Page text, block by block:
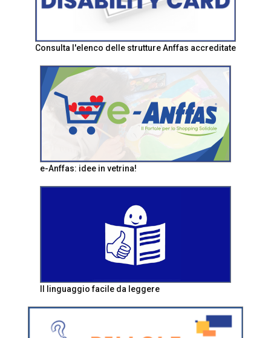
Consulta l'elenco delle strutture Anffas accreditate
e-Anffas: idee in vetrina!
Il linguaggio facile da leggere